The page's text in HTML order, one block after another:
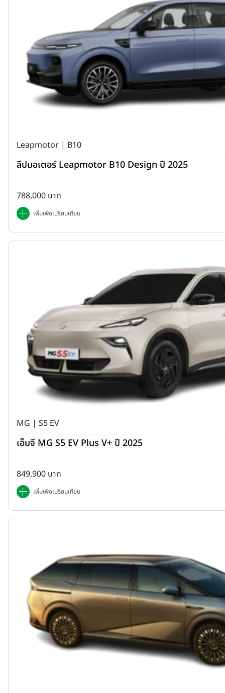
Leapmotor | B10
ลีปมอเตอร์ Leapmotor B10 Design ปี 2025
788,000 บาท
เพิ่มเพื่อเปรียบเทียบ
MG | S5 EV
เอ็มจี MG S5 EV Plus V+ ปี 2025
849,900 บาท
เพิ่มเพื่อเปรียบเทียบ